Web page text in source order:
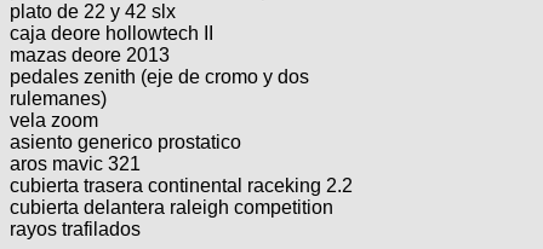
Ranking
Fotos
del
DÃA
Fotos
mas
votadas
Ventas
Amigos
plato de 22 y 42 slx
caja deore hollowtech II
mazas deore 2013
pedales zenith (eje de cromo y dos
rulemanes)
vela zoom
asiento generico prostatico
aros mavic 321
cubierta trasera continental raceking 2.2
cubierta delantera raleigh competition
rayos trafilados